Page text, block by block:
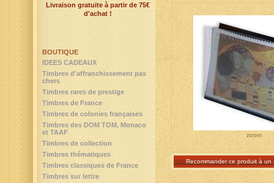
zoom
Recommander ce produit à un
BOUTIQUE
IDEES CADEAUX
Timbres d'affranchissement pas
chers
Timbres rares de prestige
Timbres de France
Timbres de colonies françaises
Timbres des DOM TOM, Monaco
et TAAF
Timbres de collection
Timbres thématiques
Timbres classiques de France
Timbres sur lettre
Livraison gratuite à partir de 75€
d'achat !